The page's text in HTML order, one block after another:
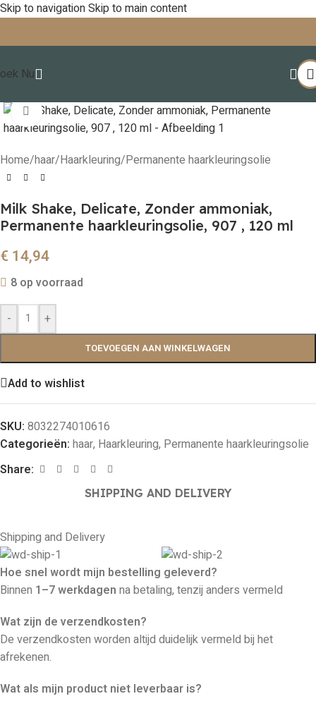
Skip to navigationSkip to main content
Nu
Click to enlarge
Home/haar/Haarkleuring/Permanente haarkleuringsolie
Milk Shake, Delicate, Zonder ammoniak,
Permanente haarkleuringsolie, 907 , 120 ml
€ 14,94
8 op voorraad
- +
TOEVOEGEN AAN WINKELWAGEN
Add to wishlist
SKU: 8032274010616
Categorieën: haar, Haarkleuring, Permanente haarkleuringsolie
Share:
SHIPPING AND DELIVERY
Shipping and Delivery
Hoe snel wordt mijn bestelling geleverd?
Binnen 1–7 werkdagen na betaling, tenzij anders vermeld
Wat zijn de verzendkosten?
De verzendkosten worden altijd duidelijk vermeld bij het
afrekenen.
Wat als mijn product niet leverbaar is?